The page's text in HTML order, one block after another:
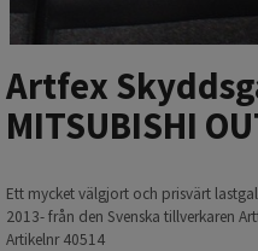
Artfex
MITSUBISHI
Ett mycket välgjort och prisvärt
2013- från den Svenska tillverkaren
Artikelnr 40514